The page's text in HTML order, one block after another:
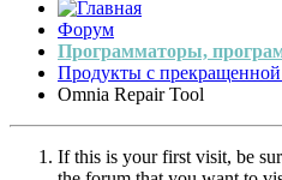
Форум
Программаторы,
Продукты с
Omnia Repair Tool
If this is your first visit, be